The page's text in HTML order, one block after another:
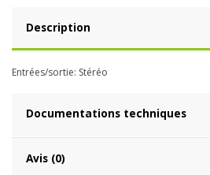
Description
Entrées/sortie: Stéréo
Documentations techniques
Avis (0)